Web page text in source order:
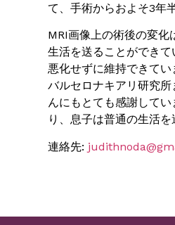
て、手術からおよそ3年
MRI画像上の術後の変
生活を送ることができ
悪化せずに維持できて
バルセロナキアリ研究
んにもとても感謝して
り、息子は普通の生活
連絡先: